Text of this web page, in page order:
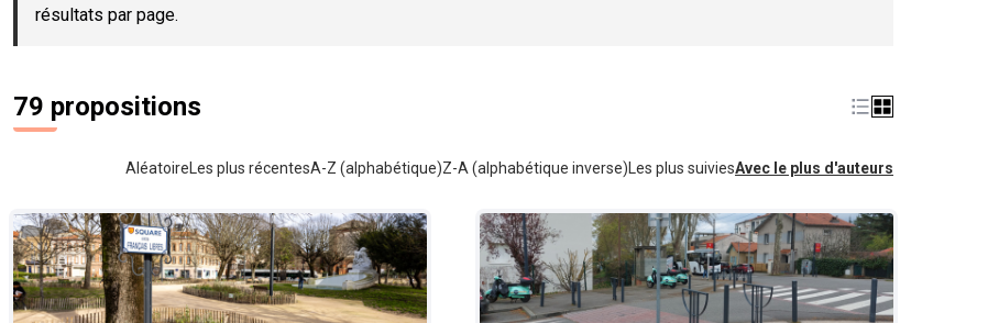
résultats par page.
79 propositions
Aléatoire Les plus récentesA-Z (alphabétique)Z-A (alphabétique inverse) Les plus suiviesAvec le plus d'auteurs